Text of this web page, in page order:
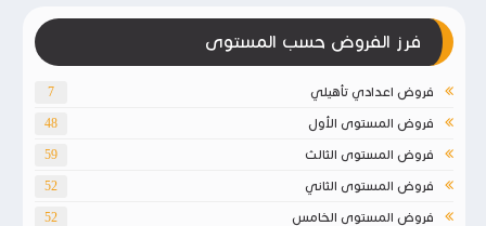
فرز الفروض حسب المستوى
فروض اعدادي تأهيلي 7
فروض المستوى الأول 48
فروض المستوى الثالث 59
فروض المستوى الثاني 52
فروض المستوى الخامس 52